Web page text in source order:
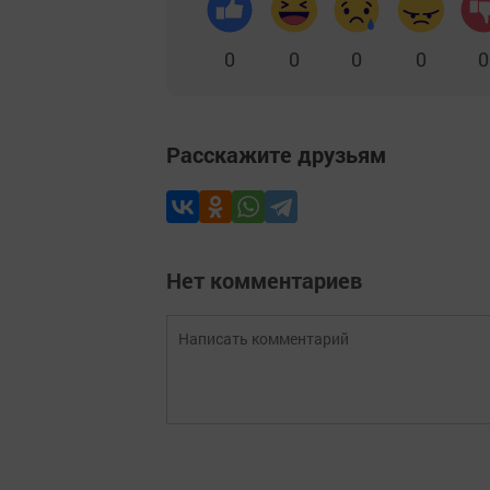
0 0 0 0 0
Расскажите друзьям
Нет комментариев